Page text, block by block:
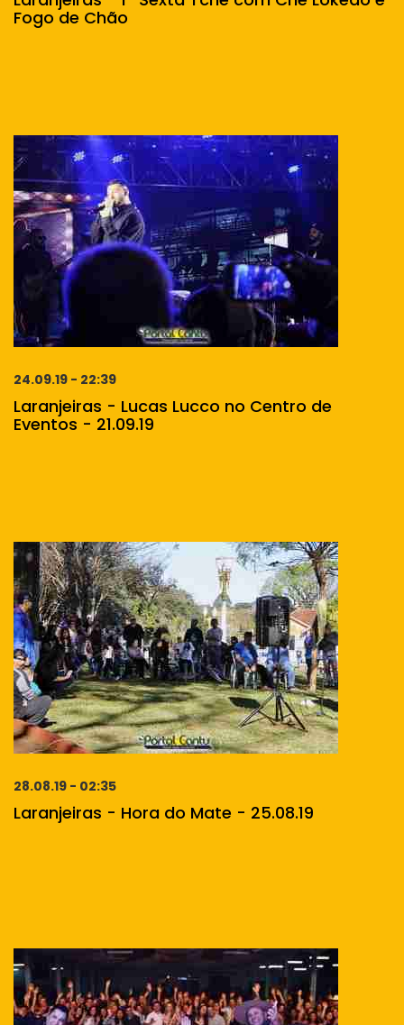
Fogo de Chão
24.09.19 - 22:39
Laranjeiras - Lucas Lucco no Centro de
Eventos - 21.09.19
28.08.19 - 02:35
Laranjeiras - Hora do Mate - 25.08.19